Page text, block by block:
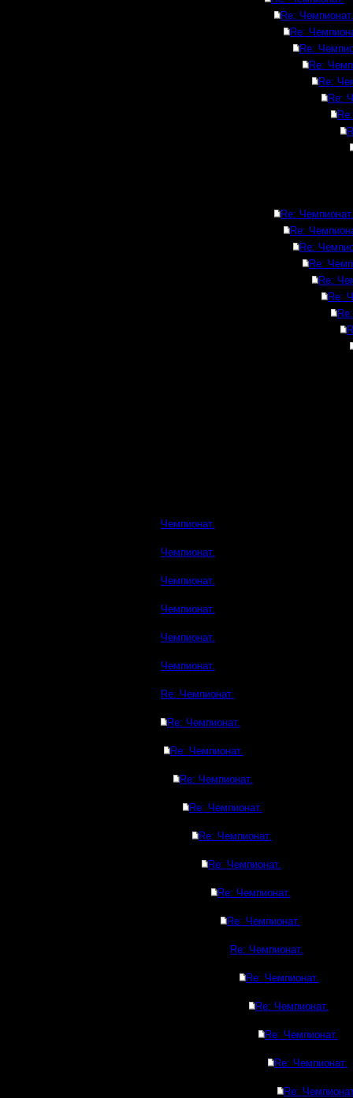
Re: Чемпионат.
Re:
Re:
Re:
Re:
Re:
Re: Чемпионат.
Re:
Re:
Re:
Re:
Re:
Чемпионат.
Чемпионат.
Чемпионат.
Чемпионат.
Чемпионат.
Чемпионат.
Re: Чемпионат.
Re: Чемпионат.
Re: Чемпионат.
Re: Чемпионат.
Re: Чемпионат.
Re: Чемпионат.
Re: Чемпионат.
Re: Чемпионат.
Re: Чемпионат.
Re: Чемпионат.
Re: Чемпионат.
Re: Чемпионат.
Re: Чемпионат.
Re: Чемпионат.
Re: